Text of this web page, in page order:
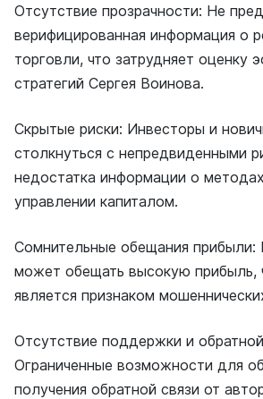
Отсутствие прозрачности: Не
верифицированная информация о
торговли, что затрудняет оценку
стратегий Сергея Воинова.
Скрытые риски: Инвесторы и
столкнуться с непредвиденными
недостатка информации о
управлении капиталом.
Сомнительные обещания прибыли:
может обещать высокую прибыль,
является признаком
Отсутствие поддержки и
Ограниченные возможности для
получения обратной связи от